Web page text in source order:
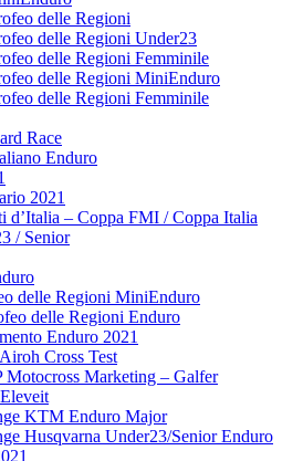
delle Regioni
delle Regioni Under23
delle Regioni Femminile
delle Regioni MiniEnduro
delle Regioni Femminile
Race
Enduro
2021
d’Italia – Coppa FMI / Coppa Italia
/ Senior
delle Regioni MiniEnduro
delle Regioni Enduro
Enduro 2021
Cross Test
Motocross Marketing – Galfer
KTM Enduro Major
Husqvarna Under23/Senior Enduro